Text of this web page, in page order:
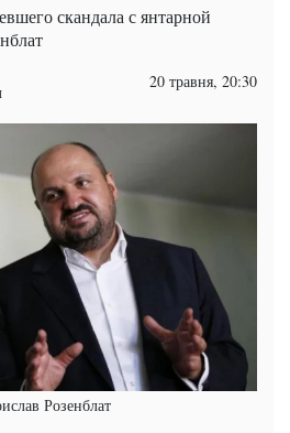
скандала с янтарной
20 травня, 20:30
Розенблат